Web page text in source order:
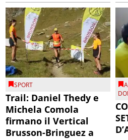
SPORT
Trail: Daniel Thedy e
Michela Comola
firmano il Vertical
Brusson-Bringuez a